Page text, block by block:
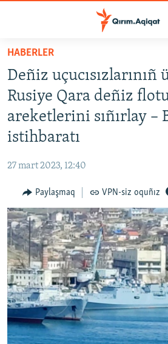
Esas
qaytmaq
Baş
navigatsiyağa
qaytmaq
Qıdıruvğa
İQTİSADİYAT
CEMİYET
İNSAN AQLARI
VİDEO
SÜRET
BLOGLAR
FİKİR
Русский
Українською
HABERLER
Deñiz uçucısızlarınıñ
Rusiye Qara deñiz
areketlerini sıñırlay –
istihbaratı
27 mart 2023, 12:40
Paylaşmaq VPN-siz oquñız